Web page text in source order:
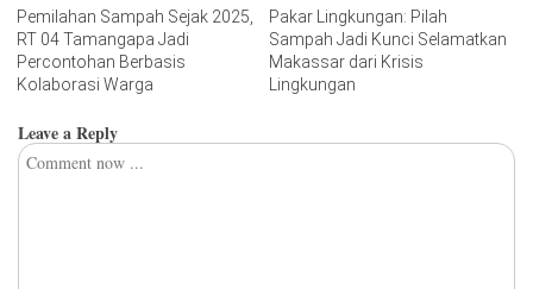
Pemilahan Sampah Sejak 2025,
RT 04 Tamangapa Jadi
Percontohan Berbasis
Kolaborasi Warga
Pakar Lingkungan: Pilah
Sampah Jadi Kunci Selamatkan
Makassar dari Krisis
Lingkungan
Leave a Reply